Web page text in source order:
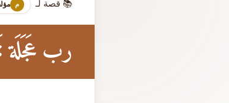
📚 قصة لـ م
رب عَجَلَة